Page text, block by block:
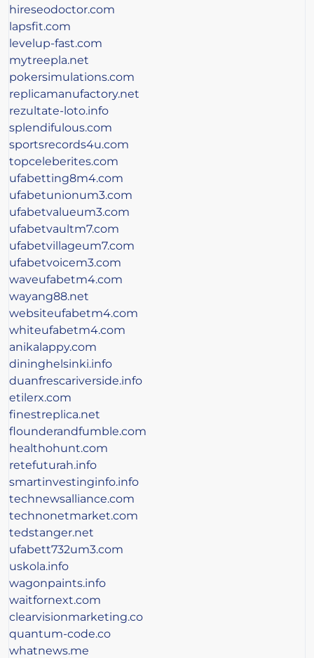
hireseodoctor.com
lapsfit.com
levelup-fast.com
mytreepla.net
pokersimulations.com
replicamanufactory.net
rezultate-loto.info
splendifulous.com
sportsrecords4u.com
topceleberites.com
ufabetting8m4.com
ufabetunionum3.com
ufabetvalueum3.com
ufabetvaultm7.com
ufabetvillageum7.com
ufabetvoicem3.com
waveufabetm4.com
wayang88.net
websiteufabetm4.com
whiteufabetm4.com
anikalappy.com
dininghelsinki.info
duanfrescariverside.info
etilerx.com
finestreplica.net
flounderandfumble.com
healthohunt.com
retefuturah.info
smartinvestinginfo.info
technewsalliance.com
technonetmarket.com
tedstanger.net
ufabett732um3.com
uskola.info
wagonpaints.info
waitfornext.com
clearvisionmarketing.co
quantum-code.co
whatnews.me